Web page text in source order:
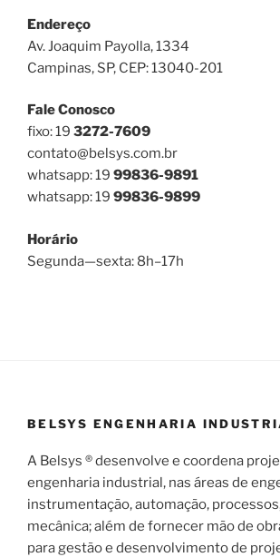
Endereço
Av. Joaquim Payolla, 1334
Campinas, SP, CEP: 13040-201
Fale Conosco
fixo: 19 3272-7609
contato@belsys.com.br
whatsapp: 19 99836-9891
whatsapp: 19 99836-9899
Horário
Segunda—sexta: 8h–17h
BELSYS ENGENHARIA
A Belsys ® desenvolve e coordena
engenharia industrial, nas áreas de
instrumentação, automação,
mecânica; além de fornecer mão de
para gestão e desenvolvimento de